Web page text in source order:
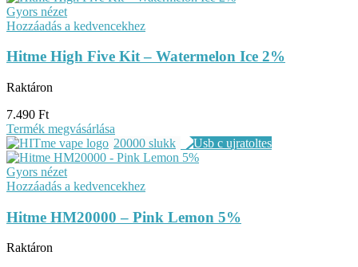
Gyors nézet
Hozzáadás a kedvencekhez
Hitme High Five Kit – Watermelon Ice 2%
Raktáron
7.490 Ft
Termék megvásárlása
20000 slukk
Gyors nézet
Hozzáadás a kedvencekhez
Hitme HM20000 – Pink Lemon 5%
Raktáron